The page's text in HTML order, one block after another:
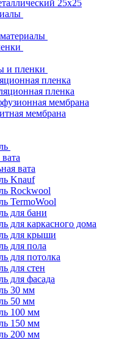
25х25
и пленки
пленка
пленка
мембрана
мембрана
вата
Knauf
Rockwool
TermoWool
для бани
для каркасного дома
для крыши
для пола
для потолка
для стен
для фасада
30 мм
50 мм
100 мм
150 мм
200 мм